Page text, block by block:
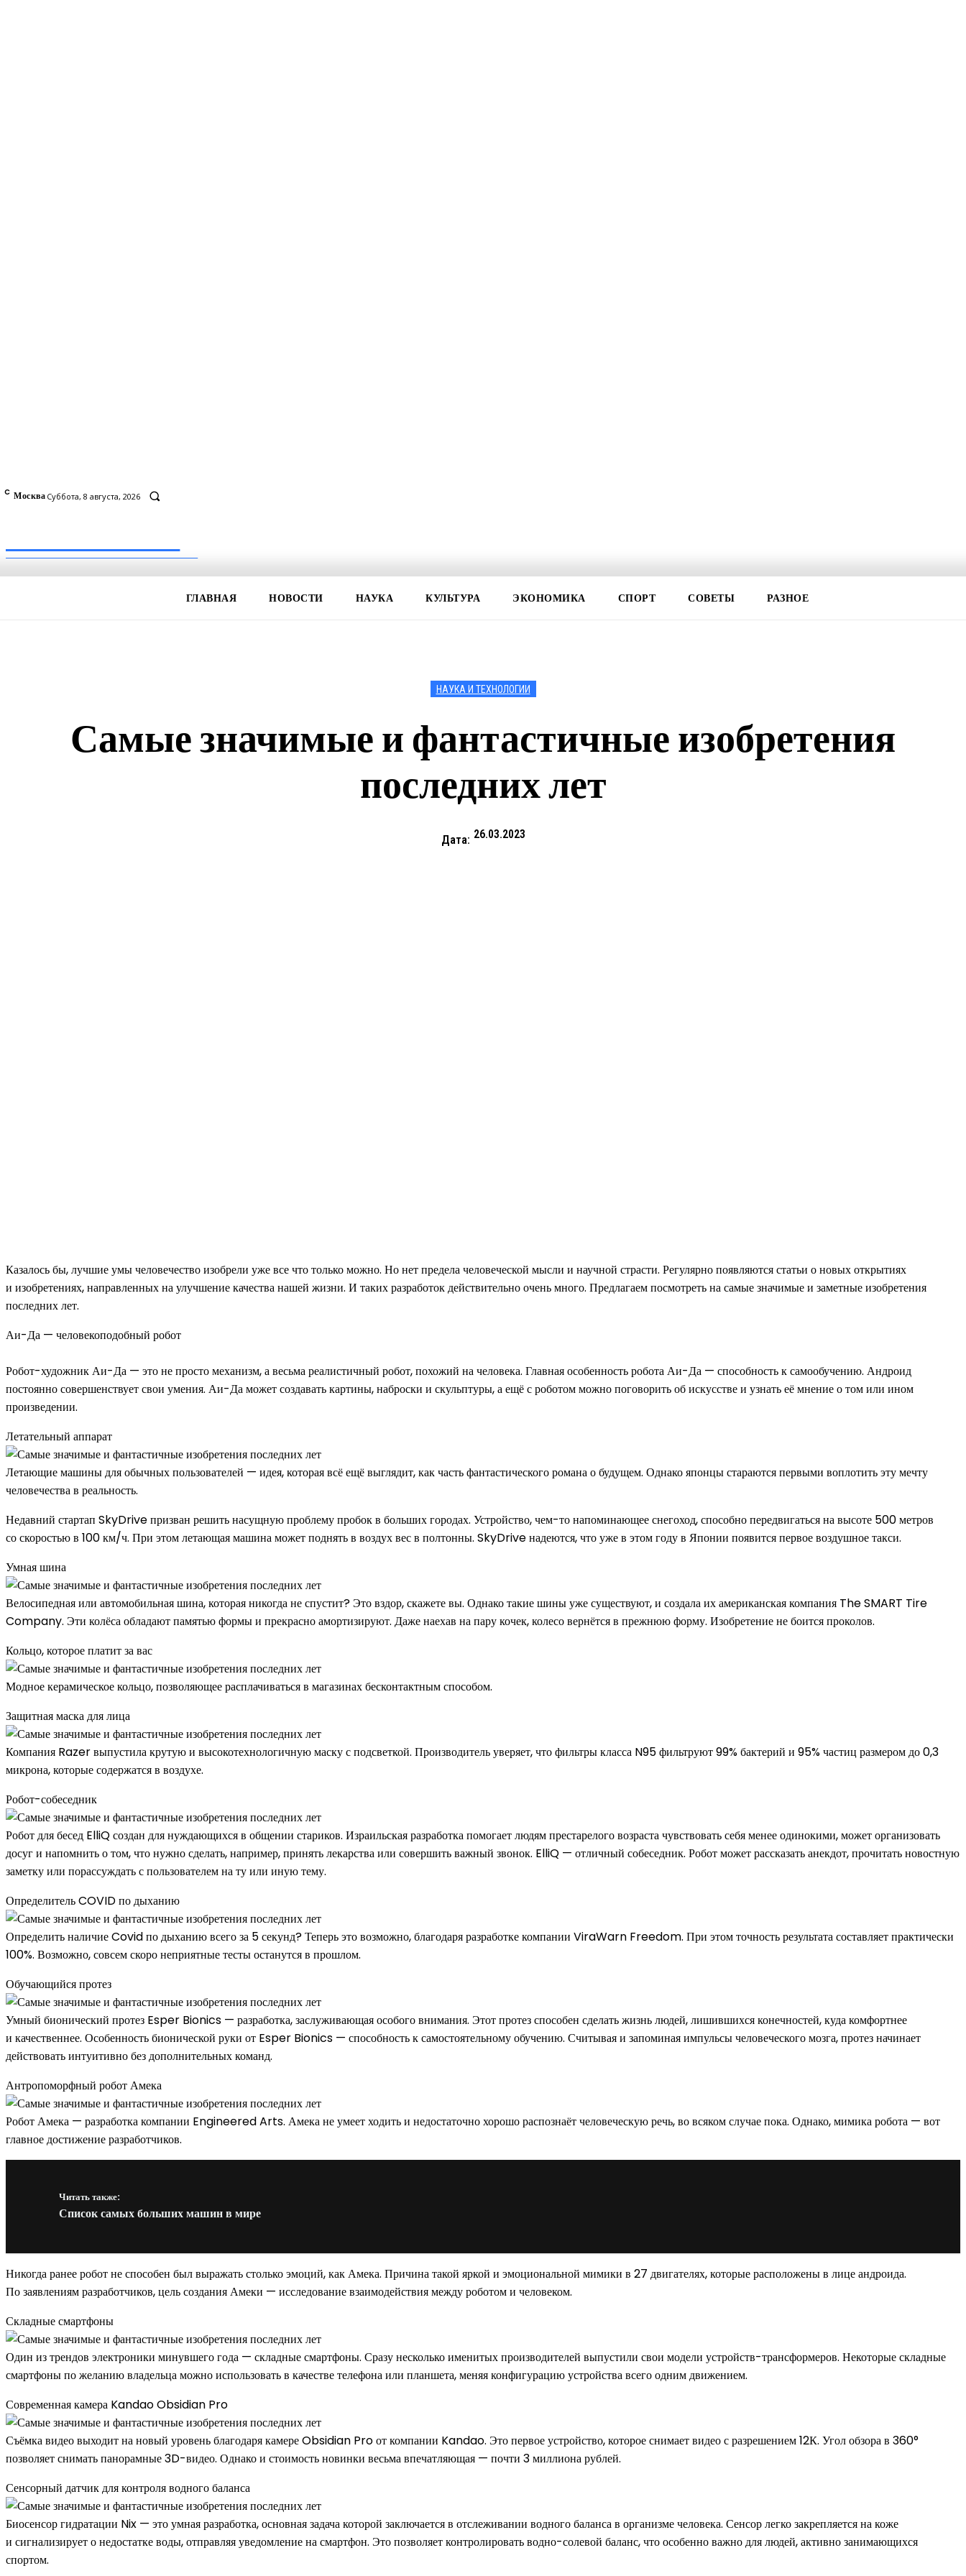
C Москва Суббота, 8 августа, 2026
ГЛАВНАЯ НОВОСТИ НАУКА КУЛЬТУРА ЭКОНОМИКА СПОРТ СОВЕТЫ РАЗНОЕ
НАУКА И ТЕХНОЛОГИИ
Самые значимые и фантастичные изобретения
последних лет
Дата: 26.03.2023
Казалось бы, лучшие умы человечество изобрели уже все что только можно. Но нет предела человеческой мысли и научной страсти. Регулярно появляются статьи о новых открытиях
и изобретениях, направленных на улучшение качества нашей жизни. И таких разработок действительно очень много. Предлагаем посмотреть на самые значимые и заметные изобретения
последних лет.
Аи-Да — человекоподобный робот
Робот-художник Аи-Да — это не просто механизм, а весьма реалистичный робот, похожий на человека. Главная особенность робота Аи-Да — способность к самообучению. Андроид
постоянно совершенствует свои умения. Аи-Да может создавать картины, наброски и скульптуры, а ещё с роботом можно поговорить об искусстве и узнать её мнение о том или ином
произведении.
Летательный аппарат
Летающие машины для обычных пользователей — идея, которая всё ещё выглядит, как часть фантастического романа о будущем. Однако японцы стараются первыми воплотить эту мечту
человечества в реальность.
Недавний стартап SkyDrive призван решить насущную проблему пробок в больших городах. Устройство, чем-то напоминающее снегоход, способно передвигаться на высоте 500 метров
со скоростью в 100 км/ч. При этом летающая машина может поднять в воздух вес в полтонны. SkyDrive надеются, что уже в этом году в Японии появится первое воздушное такси.
Умная шина
Велосипедная или автомобильная шина, которая никогда не спустит? Это вздор, скажете вы. Однако такие шины уже существуют, и создала их американская компания The SMART Tire
Company. Эти колёса обладают памятью формы и прекрасно амортизируют. Даже наехав на пару кочек, колесо вернётся в прежнюю форму. Изобретение не боится проколов.
Кольцо, которое платит за вас
Модное керамическое кольцо, позволяющее расплачиваться в магазинах бесконтактным способом.
Защитная маска для лица
Компания Razer выпустила крутую и высокотехнологичную маску с подсветкой. Производитель уверяет, что фильтры класса N95 фильтруют 99% бактерий и 95% частиц размером до 0,3
микрона, которые содержатся в воздухе.
Робот-собеседник
Робот для бесед ElliQ создан для нуждающихся в общении стариков. Израильская разработка помогает людям престарелого возраста чувствовать себя менее одинокими, может организовать
досуг и напомнить о том, что нужно сделать, например, принять лекарства или совершить важный звонок. ElliQ — отличный собеседник. Робот может рассказать анекдот, прочитать новостную
заметку или порассуждать с пользователем на ту или иную тему.
Определитель COVID по дыханию
Определить наличие Covid по дыханию всего за 5 секунд? Теперь это возможно, благодаря разработке компании ViraWarn Freedom. При этом точность результата составляет практически
100%. Возможно, совсем скоро неприятные тесты останутся в прошлом.
Обучающийся протез
Умный бионический протез Esper Bionics — разработка, заслуживающая особого внимания. Этот протез способен сделать жизнь людей, лишившихся конечностей, куда комфортнее
и качественнее. Особенность бионической руки от Esper Bionics — способность к самостоятельному обучению. Считывая и запоминая импульсы человеческого мозга, протез начинает
действовать интуитивно без дополнительных команд.
Антропоморфный робот Амека
Робот Амека — разработка компании Engineered Arts. Амека не умеет ходить и недостаточно хорошо распознаёт человеческую речь, во всяком случае пока. Однако, мимика робота — вот
главное достижение разработчиков.
Читать также:
Список самых больших машин в мире
Никогда ранее робот не способен был выражать столько эмоций, как Амека. Причина такой яркой и эмоциональной мимики в 27 двигателях, которые расположены в лице андроида.
По заявлениям разработчиков, цель создания Амеки — исследование взаимодействия между роботом и человеком.
Складные смартфоны
Один из трендов электроники минувшего года — складные смартфоны. Сразу несколько именитых производителей выпустили свои модели устройств-трансформеров. Некоторые складные
смартфоны по желанию владельца можно использовать в качестве телефона или планшета, меняя конфигурацию устройства всего одним движением.
Современная камера Kandao Obsidian Pro
Съёмка видео выходит на новый уровень благодаря камере Obsidian Pro от компании Kandao. Это первое устройство, которое снимает видео с разрешением 12К. Угол обзора в 360°
позволяет снимать панорамные 3D-видео. Однако и стоимость новинки весьма впечатляющая — почти 3 миллиона рублей.
Сенсорный датчик для контроля водного баланса
Биосенсор гидратации Nix — это умная разработка, основная задача которой заключается в отслеживании водного баланса в организме человека. Сенсор легко закрепляется на коже
и сигнализирует о недостатке воды, отправляя уведомление на смартфон. Это позволяет контролировать водно-солевой баланс, что особенно важно для людей, активно занимающихся
спортом.